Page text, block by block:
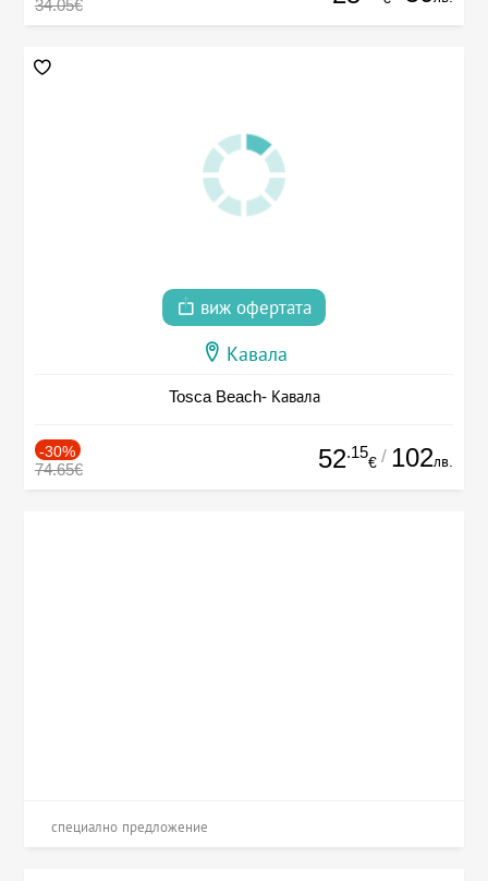
34.05€
виж офертата
Кавала
Tosca Beach- Кавала
-30%
74.65€ 52.15
€ / 102лв.
специално предложение